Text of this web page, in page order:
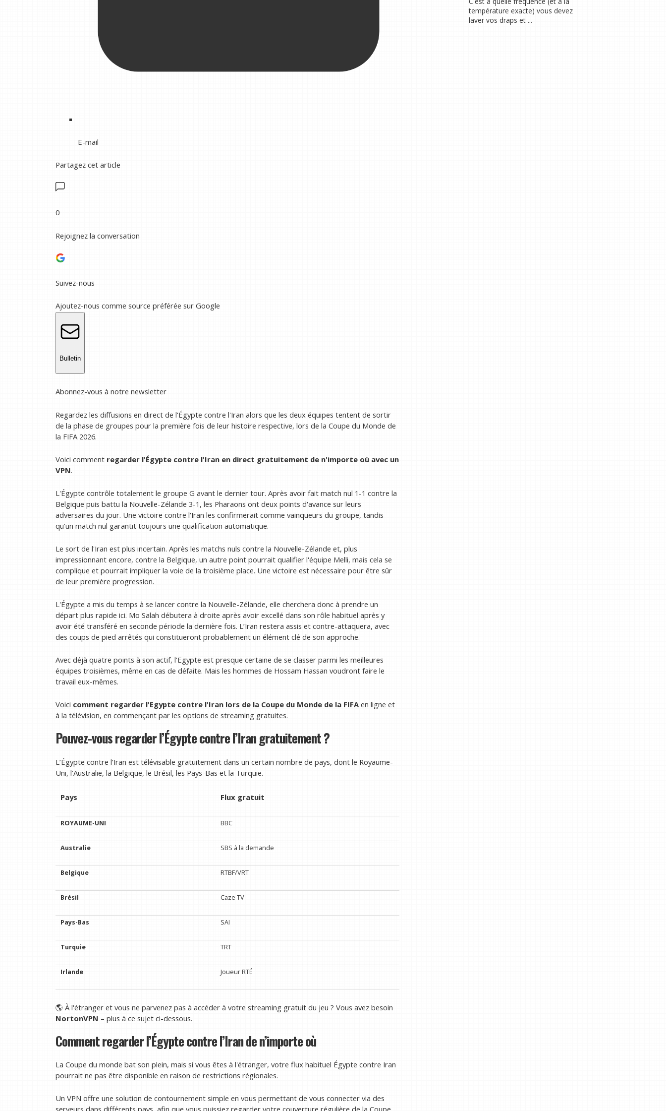
E-mail
Partagez cet article
0
Rejoignez la conversation
Suivez-nous
Ajoutez-nous comme source préférée sur Google
Bulletin
Abonnez-vous à notre newsletter
Regardez les diffusions en direct de l'Égypte contre l'Iran alors que les deux équipes tentent de sortir
de la phase de groupes pour la première fois de leur histoire respective, lors de la Coupe du Monde de
la FIFA 2026.
Voici comment regarder l'Égypte contre l'Iran en direct gratuitement de n'importe où avec un
VPN.
L'Égypte contrôle totalement le groupe G avant le dernier tour. Après avoir fait match nul 1-1 contre la
Belgique puis battu la Nouvelle-Zélande 3-1, les Pharaons ont deux points d'avance sur leurs
adversaires du jour. Une victoire contre l'Iran les confirmerait comme vainqueurs du groupe, tandis
qu'un match nul garantit toujours une qualification automatique.
Le sort de l'Iran est plus incertain. Après les matchs nuls contre la Nouvelle-Zélande et, plus
impressionnant encore, contre la Belgique, un autre point pourrait qualifier l'équipe Melli, mais cela se
complique et pourrait impliquer la voie de la troisième place. Une victoire est nécessaire pour être sûr
de leur première progression.
L'Égypte a mis du temps à se lancer contre la Nouvelle-Zélande, elle cherchera donc à prendre un
départ plus rapide ici. Mo Salah débutera à droite après avoir excellé dans son rôle habituel après y
avoir été transféré en seconde période la dernière fois. L’Iran restera assis et contre-attaquera, avec
des coups de pied arrêtés qui constitueront probablement un élément clé de son approche.
Avec déjà quatre points à son actif, l'Egypte est presque certaine de se classer parmi les meilleures
équipes troisièmes, même en cas de défaite. Mais les hommes de Hossam Hassan voudront faire le
travail eux-mêmes.
Voici comment regarder l'Egypte contre l'Iran lors de la Coupe du Monde de la FIFA en ligne et
à la télévision, en commençant par les options de streaming gratuites.
Pouvez-vous regarder l’Égypte contre l’Iran gratuitement ?
L’Égypte contre l’Iran est télévisable gratuitement dans un certain nombre de pays, dont le Royaume-
Uni, l’Australie, la Belgique, le Brésil, les Pays-Bas et la Turquie.
Pays Flux gratuit
ROYAUME-UNI BBC
Australie SBS à la demande
Belgique RTBF/VRT
Brésil Caze TV
Pays-Bas SAI
Turquie TRT
Irlande Joueur RTÉ
🌎 À l'étranger et vous ne parvenez pas à accéder à votre streaming gratuit du jeu ? Vous avez besoin
NortonVPN – plus à ce sujet ci-dessous.
Comment regarder l’Égypte contre l’Iran de n’importe où
La Coupe du monde bat son plein, mais si vous êtes à l'étranger, votre flux habituel Égypte contre Iran
pourrait ne pas être disponible en raison de restrictions régionales.
Un VPN offre une solution de contournement simple en vous permettant de vous connecter via des
température exacte) vous devez
laver vos draps et ...